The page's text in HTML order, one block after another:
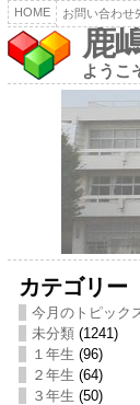
HOME お問い合わせ
鹿
よう
カテゴリー
今月のトピック
未分類(1241)
１年生 (96)
２年生 (64)
３年生 (50)